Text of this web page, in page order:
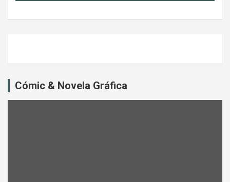
Cómic & Novela Gráfica